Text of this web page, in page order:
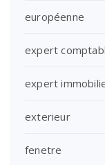
européenne
expert
expert
exterieur
fenetre